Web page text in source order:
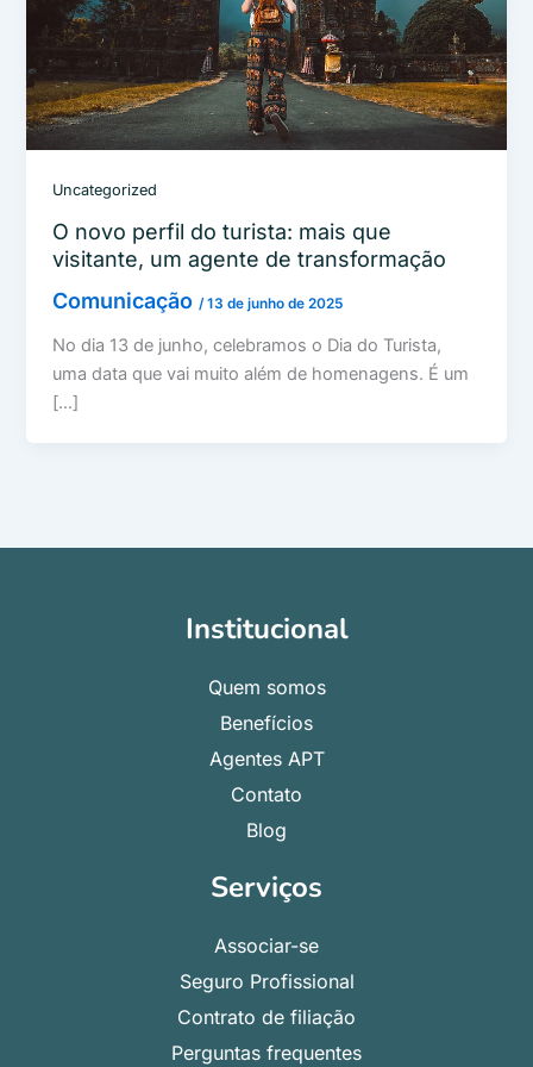
Uncategorized
O novo perfil do turista: mais que
visitante, um agente de transformação
Comunicação /13 de junho de 2025
No dia 13 de junho, celebramos o Dia do Turista,
uma data que vai muito além de homenagens. É um
[…]
Institucional
Quem somos
Benefícios
Agentes APT
Contato
Blog
Serviços
Associar-se
Seguro Profissional
Contrato de filiação
Perguntas frequentes